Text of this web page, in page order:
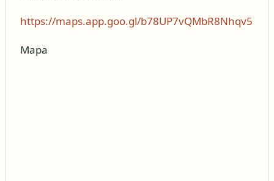
https://maps.app.goo.gl/b78UP7vQMbR8Nhqv5
Mapa